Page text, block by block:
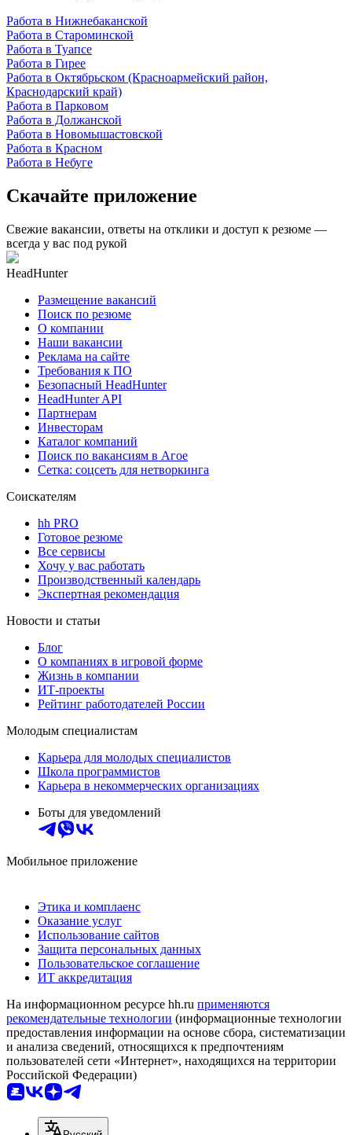
Работа в Нижнебаканской
Работа в Староминской
Работа в Туапсе
Работа в Гирее
Работа в Октябрьском (Красноармейский район,
Краснодарский край)
Работа в Парковом
Работа в Должанской
Работа в Новомышастовской
Работа в Красном
Работа в Небуге
Скачайте приложение
Свежие вакансии, ответы на отклики и доступ к резюме —
всегда у вас под рукой
HeadHunter
Размещение вакансий
Поиск по резюме
О компании
Наши вакансии
Реклама на сайте
Требования к ПО
Безопасный HeadHunter
HeadHunter API
Партнерам
Инвесторам
Каталог компаний
Поиск по вакансиям в Агое
Сетка: соцсеть для нетворкинга
Соискателям
hh PRO
Готовое резюме
Все сервисы
Хочу у вас работать
Производственный календарь
Экспертная рекомендация
Новости и статьи
Блог
О компаниях в игровой форме
Жизнь в компании
ИТ-проекты
Рейтинг работодателей России
Молодым специалистам
Карьера для молодых специалистов
Школа программистов
Карьера в некоммерческих организациях
Боты для уведомлений
Мобильное приложение
Этика и комплаенс
Оказание услуг
Использование сайтов
Защита персональных данных
Пользовательское соглашение
ИТ аккредитация
На информационном ресурсе hh.ru применяются
рекомендательные технологии (информационные технологии
предоставления информации на основе сбора, систематизации
и анализа сведений, относящихся к предпочтениям
пользователей сети «Интернет», находящихся на территории
Российской Федерации)